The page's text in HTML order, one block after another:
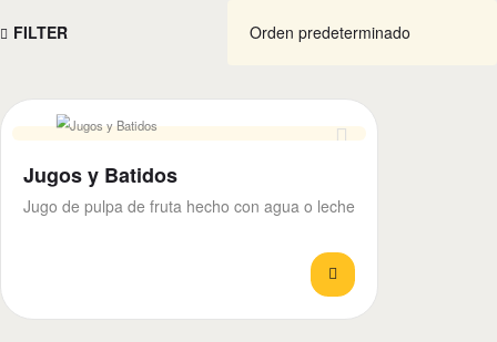
FILTER
Jugos y Batidos
Jugo de pulpa de fruta hecho con agua o leche